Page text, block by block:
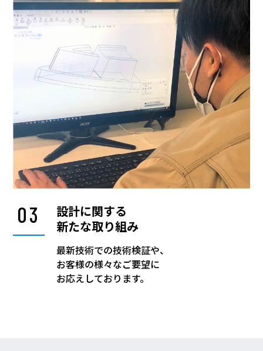
03
設計に関する
新たな取り組み
最新技術での技術検証や、
お客様の様々なご要望に
お応えしております。